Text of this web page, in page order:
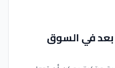
بعد في السوق